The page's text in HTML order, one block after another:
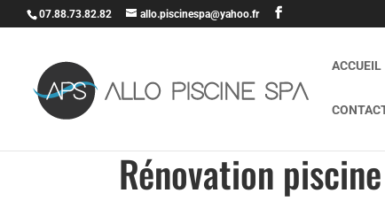
07.88.73.82.82 allo.piscinespa@yahoo.fr
ACCUEIL
Rénovation